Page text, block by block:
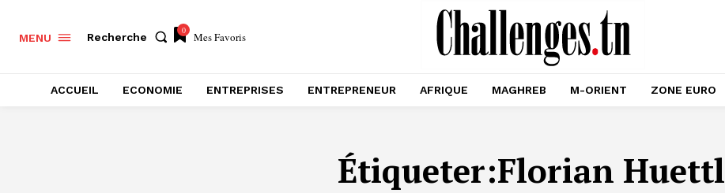
MENU Recherche
0 Mes Favoris
ACCUEIL ECONOMIE ENTREPRISES ENTREPRENEUR AFRIQUE MAGHREB M-ORIENT ZONE EURO
Étiqueter:Florian Huettl